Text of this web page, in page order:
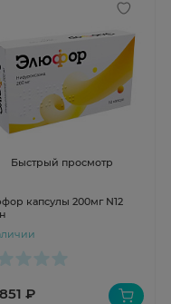
Быстрый просмотр
капсулы 200мг N12
₽